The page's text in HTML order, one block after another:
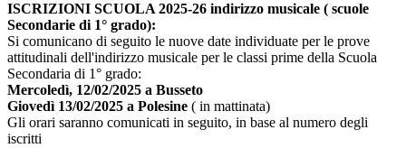
ISCRIZIONI SCUOLA 2025-26 indirizzo musicale ( scuole
Secondarie di 1° grado):
Si comunicano di seguito le nuove date individuate per le prove
attitudinali dell'indirizzo musicale per le classi prime della Scuola
Secondaria di 1° grado:
Mercoledì, 12/02/2025 a Busseto
Giovedì 13/02/2025 a Polesine ( in mattinata)
Gli orari saranno comunicati in seguito, in base al numero degli
iscritti